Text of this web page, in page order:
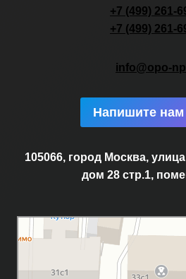
+7 (499) 261-
+7 (499) 261-
info@opo-
Напишите нам
105066, город Москва,
дом 28 стр.1,
Новая Басманная улица, 28с1 —